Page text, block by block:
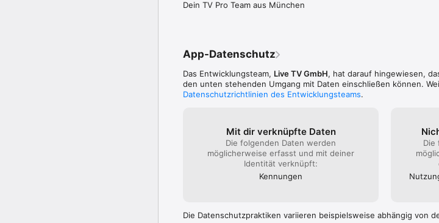
http://www.tvproapp.de/rechtliches/
Dein TV Pro Team aus München
App-Datenschutz
Das Entwicklungsteam, Live TV GmbH, hat darauf hingewiesen,
den unten stehenden Umgang mit Daten einschließen können.
Datenschutzrichtlinien des Entwicklungsteams.
Mit dir verknüpfte Daten
Die folgenden Daten werden
möglicherweise erfasst und mit deiner
Identität verknüpft:
Kennungen
Die
Die Datenschutzpraktiken variieren beispielsweise abhängig von